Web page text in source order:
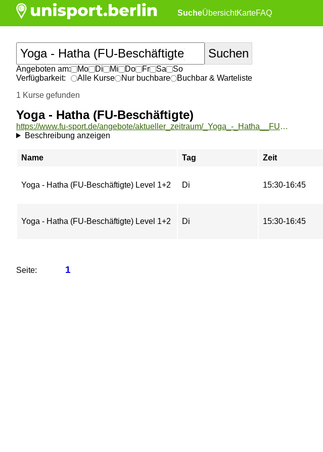
SucheÜbersichtKarteFAQ
Angeboten am: Mo Di Mi Do Fr Sa
So
Verfügbarkeit:
Alle Kurse Nur buchbare
Buchbar & Warteliste
1 Kurse gefunden
Yoga - Hatha (FU-Beschäftigte)
https://www.fu-sport.de/angebote/aktueller_zeitraum/_Yoga_-_Hatha__FU-Beschaeftigte_.html
Beschreibung anzeigen
Name Tag Zeit
Yoga - Hatha (FU-Beschäftigte) Level 1+2 Di 15:30-16:45
Yoga - Hatha (FU-Beschäftigte) Level 1+2 Di 15:30-16:45
Seite: 1